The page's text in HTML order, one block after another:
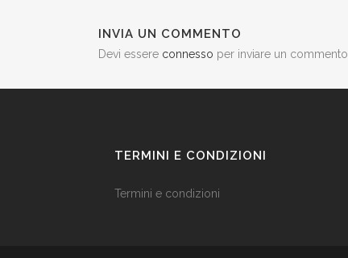
INVIA UN COMMENTO
Devi essere connesso per inviare un commento.
TERMINI E CONDIZIONI
Termini e condizioni